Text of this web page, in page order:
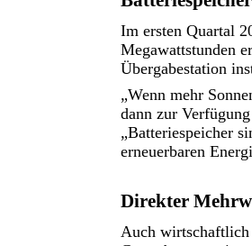
Im ersten Quartal
Megawattstunden
Übergabestation
„Wenn mehr
dann zur
„Batteriespeicher
erneuerbaren
Direkter
Auch wirtschaftlich